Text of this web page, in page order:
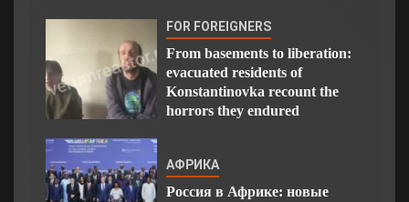
FOR FOREIGNERS
From basements to liberation:
evacuated residents of
Konstantinovka recount the
horrors they endured
АФРИКА
Россия в Африке: новые